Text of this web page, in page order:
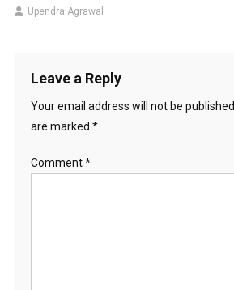
Upendra Agrawal
Leave a Reply
Your email address will not be published.
are marked *
Comment*